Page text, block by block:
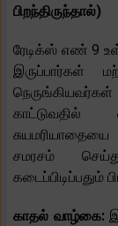
பிறந்திருந்தால்)
ரேடிக்ஸ் எண் 9
இருப்பார்கள்
சமரசம்
கடைப்பிடிப்பதும்
காதல் வாழ்கை: